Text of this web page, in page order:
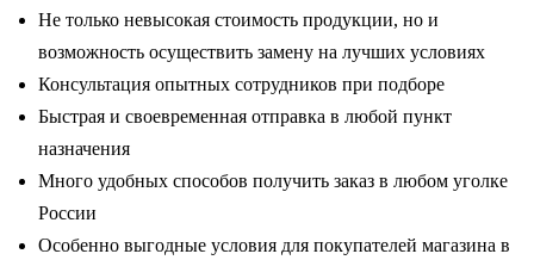
Не только невысокая стоимость продукции, но и
возможность осуществить замену на лучших условиях
Консультация опытных сотрудников при подборе
Быстрая и своевременная отправка в любой пункт
назначения
Много удобных способов получить заказ в любом уголке
России
Особенно выгодные условия для покупателей магазина в